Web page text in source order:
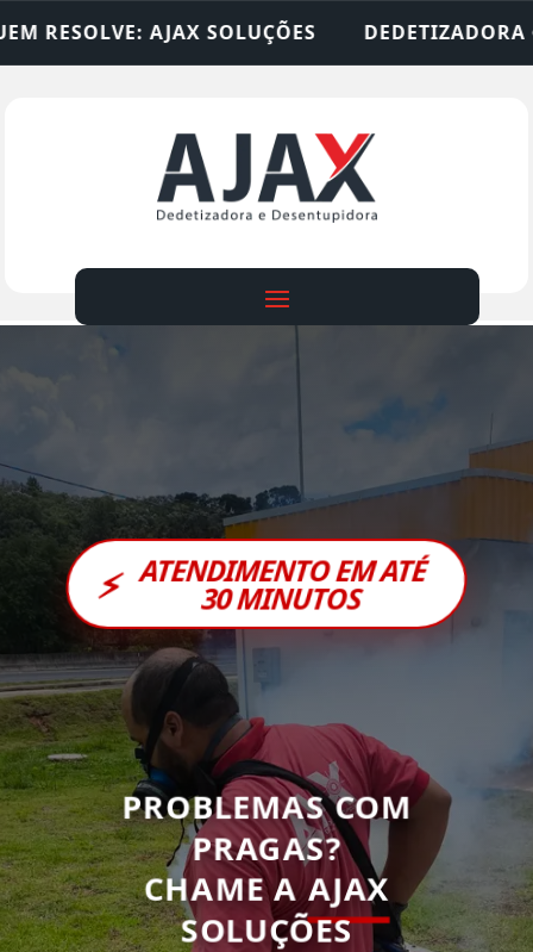
DEDETIZADORA • DESENTUPIDORA •
⚡ ATENDIMENTO EM ATÉ
30 MINUTOS
PROBLEMAS COM
PRAGAS?
CHAME AAJAX
SOLUÇÕES